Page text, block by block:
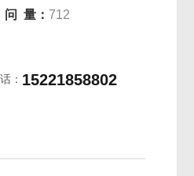
问 量： 712
： 15221858802